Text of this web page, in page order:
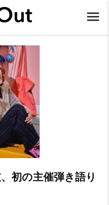
初の主催弾き語り